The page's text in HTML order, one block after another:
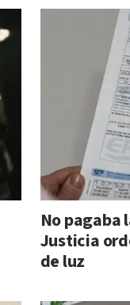
No pagaba
Justicia
de luz